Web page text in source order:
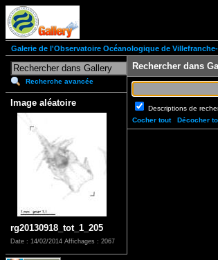
Galerie de l'Observatoire Océanologique de
Recherche avancée
Image aléatoire
rg20130918_tot_1_205
Date : 14/02/2014 Affichages : 2067
Rechercher dans
Descriptions de
Cocher tout
Décocher